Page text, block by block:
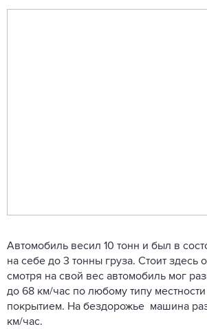
Автомобиль весил 10 тонн и был в
на себе до 3 тонны груза. Стоит здесь
смотря на свой вес автомобиль мог
до 68 км/час по любому типу
покрытием. На бездорожье машина
км/час.